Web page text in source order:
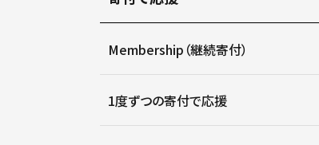
Membership（継続寄付）
1度ずつの寄付で応援